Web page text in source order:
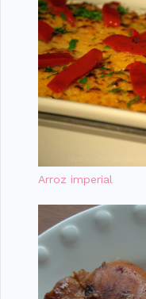
Arroz imperial